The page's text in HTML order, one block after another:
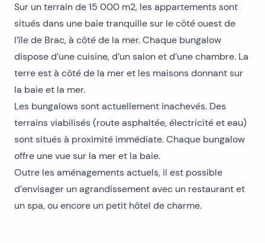
Sur un terrain de 15 000 m2, les appartements sont
situés dans une baie tranquille sur le côté ouest de
l’île de Brac, à côté de la mer. Chaque bungalow
dispose d’une cuisine, d’un salon et d’une chambre. La
terre est à côté de la mer et les maisons donnant sur
la baie et la mer.
Les bungalows sont actuellement inachevés. Des
terrains viabilisés (route asphaltée, électricité et eau)
sont situés à proximité immédiate. Chaque bungalow
offre une vue sur la mer et la baie.
Outre les aménagements actuels, il est possible
d’envisager un agrandissement avec un restaurant et
un spa, ou encore un petit hôtel de charme.